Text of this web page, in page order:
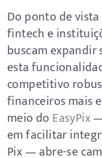
Do ponto de
fintech e
buscam expandir
esta
competitivo
financeiros mais
meio do EasyPix
em facilitar
Pix — abre-se